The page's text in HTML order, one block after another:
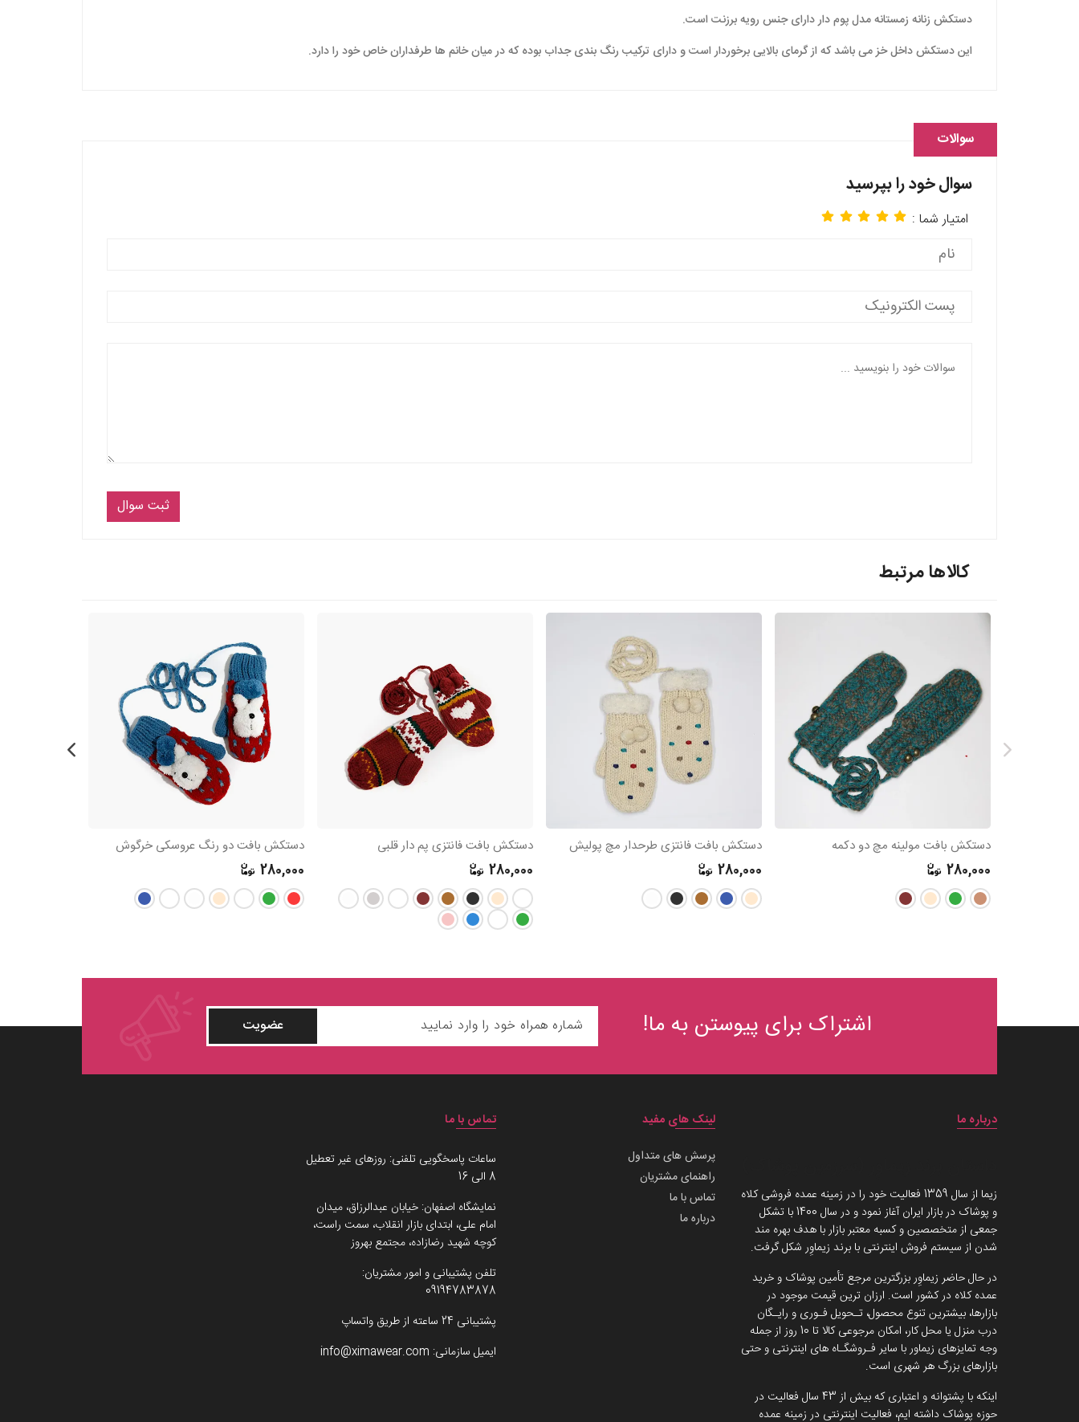
دستکش زنانه زمستانه مدل پوم دار دارای جنس رویه برزنت است.
این دستکش داخل خز می باشد که از گرمای بالایی برخوردار است و دارای ترکیب رنگ بندی جداب بوده که در میان خانم ها طرفداران خاص خود را دارد.
سوالات
سوال خود را بپرسید
امتیار شما :
ثبت سوال
کالاها مرتبط
دستکش بافت مولینه مچ دو دکمه
280,000
دستکش بافت فانتزی طرحدار مچ پولیش
280,000
دستکش بافت فانتزی پم دار قلبی
280,000
دستکش بافت دو رنگ عروسکی خرگوش
280,000
اشتراک برای پیوستن به ما! عضویت
درباره ما
زیما از سال 1359 فعالیت خود را در زمینه عمده فروشی کلاه
و پوشاک در بازار ایران آغاز نمود و در سال 1400 با تشکل
جمعی از متخصصین و کسبه معتبر بازار با هدف بهره مند
شدن از سیستم فروش اینترنتی با برند زیماوِر شکل گرفت.
در حال حاضر زیماوِر بزرگترین مرجع تأمین پوشاک و خرید
عمده کلاه در کشور است. ارزان ترین قیمت موجود در
بازارها، بیشترین تنوع محصول، تـحویل فـوری و رایـگان
درب منزل یا محل کار، امکان مرجوعی کالا تا 10 روز از جمله
وجه تمایزهای زیماور با سایر فـروشگـاه های اینترنتی و حتی
بازارهای بزرگ هر شهری است.
اینکه با پشتوانه و اعتباری که بیش از 43 سال فعالیت در
حوزه پوشاک داشته ایم، فعالیت اینترنتی در زمینه عمده
لینک های مفید
پرسش های متداول
راهنمای مشتریان
تماس با ما
درباره ما
تماس با ما
ساعات پاسخگویی تلفنی: روزهای غیر تعطیل
8 الی 16
نمایشگاه اصفهان: خیابان عبدالرزاق، میدان
امام علی، ابتدای بازار انقلاب، سمت راست،
کوچه شهید رضازاده، مجتمع بهروز
تلفن پشتیبانی و امور مشتریان:
09194783878
پشتیبانی 24 ساعته از طریق واتساپ
ایمیل سازمانی: info@ximawear.com